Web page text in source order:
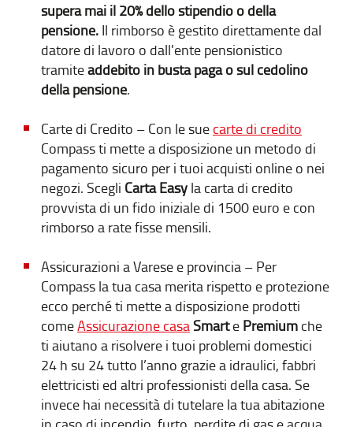
supera mai il 20% dello stipendio o della
pensione. Il rimborso è gestito direttamente dal
datore di lavoro o dall'ente pensionistico
tramiteaddebito in busta paga o sul cedolino
della pensione.
Carte di Credito – Con le sue carte di credito
Compass ti mette a disposizione un metodo di
pagamento sicuro per i tuoi acquisti online o nei
negozi. Scegli Carta Easy la carta di credito
provvista di un fido iniziale di 1500 euro e con
rimborso a rate fisse mensili.
Assicurazioni a Varese e provincia – Per
Compass la tua casa merita rispetto e protezione
ecco perché ti mette a disposizione prodotti
comeAssicurazione casaSmarte Premium che
ti aiutano a risolvere i tuoi problemi domestici
24 h su 24 tutto l’anno grazie a idraulici, fabbri
elettricisti ed altri professionisti della casa. Se
invece hai necessità di tutelare la tua abitazione